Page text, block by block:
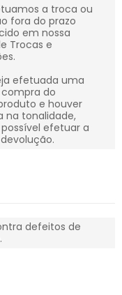
a troca ou
fora do prazo
em nossa
Trocas e
efetuada uma
do
e houver
na tonalidade,
efetuar a
defeitos de